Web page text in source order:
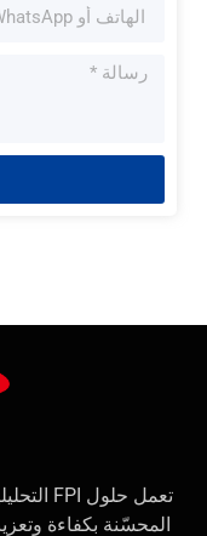
المحسّنة بكفاءة